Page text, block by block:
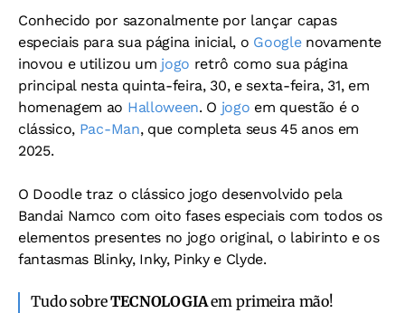
Conhecido por sazonalmente por lançar capas
especiais para sua página inicial, o Google novamente
inovou e utilizou um jogo retrô como sua página
principal nesta quinta-feira, 30, e sexta-feira, 31, em
homenagem ao Halloween. O jogo em questão é o
clássico, Pac-Man, que completa seus 45 anos em
2025.
O Doodle traz o clássico jogo desenvolvido pela
Bandai Namco com oito fases especiais com todos os
elementos presentes no jogo original, o labirinto e os
fantasmas Blinky, Inky, Pinky e Clyde.
Tudo sobreTECNOLOGIAem primeira mão!